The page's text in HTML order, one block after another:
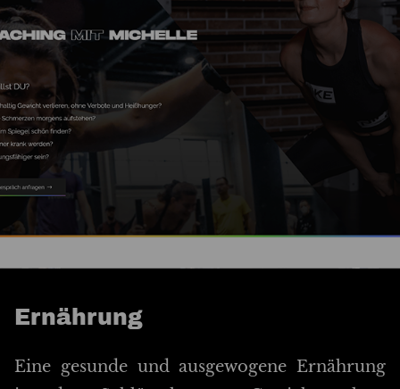
Ernährung
Eine gesunde und ausgewogene Ernährung